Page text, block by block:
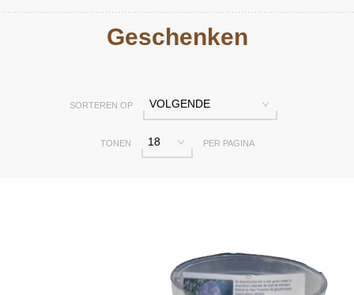
Geschenken
SORTEREN OP VOLGENDE
TONEN 18 PER PAGINA